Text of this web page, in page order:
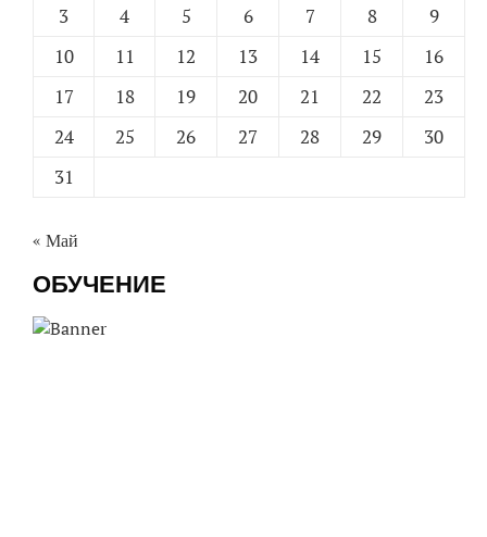
3
4 5 6 7 8
9
10
11 12 13 14 15
16
17
18 19 20 21 22
23
24
25 26 27 28 29
30
31
« Май
ОБУЧЕНИЕ